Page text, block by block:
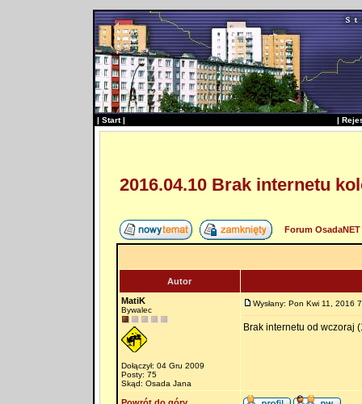
| Start| |
2016.04.10 Brak internetu
Forum
Autor
MatiK
Bywalec
Dołączył: 04 Gru 2009
Posty: 75
Skąd: Osada Jana
Wysłany: Pon Kwi 11, 2016
Brak internetu od wczoraj